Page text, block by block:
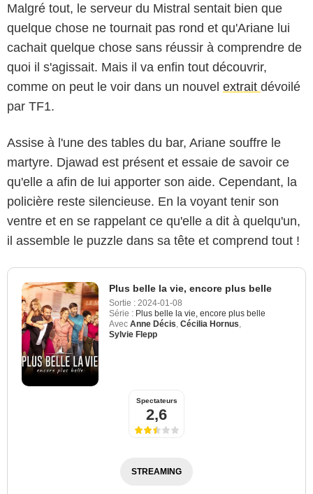
Malgré tout, le serveur du Mistral sentait bien que
quelque chose ne tournait pas rond et qu'Ariane lui
cachait quelque chose sans réussir à comprendre de
quoi il s'agissait. Mais il va enfin tout découvrir,
comme on peut le voir dans un nouvel extrait dévoilé
par TF1.
Assise à l'une des tables du bar, Ariane souffre le
martyre. Djawad est présent et essaie de savoir ce
qu'elle a afin de lui apporter son aide. Cependant, la
policière reste silencieuse. En la voyant tenir son
ventre et en se rappelant ce qu'elle a dit à quelqu'un,
il assemble le puzzle dans sa tête et comprend tout !
Plus belle la vie, encore plus belle
Sortie : 2024-01-08
Série : Plus belle la vie, encore plus belle
Avec Anne Décis Cécilia Hornus
Sylvie Flepp
Spectateurs
2,6
STREAMING